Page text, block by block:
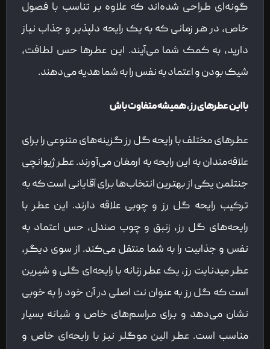
گونه‌ای طراحی شده‌اند که علاوه بر تناسب با فصول
خاص، در هر زمانی که به یک رایحه دلپذیر و جذاب نیاز
دارید، به کمک شما می‌آیند. این عطرها حس لطافت،
شیک بودن و اعتماد به نفس را به شما هدیه می‌دهند.
با این عطرهای رز، همیشه متفاوت باش
عطرهای مختلف با رایحه گل رز گزینه‌های متنوعی را برای
علاقه‌مندان به این رایحه به ارمغان می‌آورند. عطر ژیوانچی
جنتلمن یکی از بهترین انتخاب‌ها برای آقایانی است که به
ترکیب رایحه گل رز و چوبی علاقه دارند. این عطر با
رایحه‌های گل رز، زنبق و چوب صندل، حس اعتماد به
نفس و جذابیت را به شما منتقل می‌کند. از سوی دیگر،
عطر میدنایت رز، یک عطر زنانه با رایحه‌ای گلی و شیرین
است که گل رز به عنوان نت اصلی در آن خود را به خوبی
نشان می‌دهد و برای مراسم‌های خاص و شبانه بسیار
مناسب است. عطر الین موگلر نیز با رایحه‌ای خاص و